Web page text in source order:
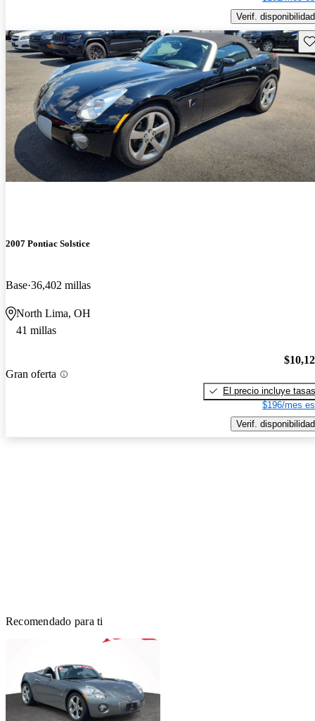
Verif. disponibilidad
2007 Pontiac Solstice
Base 36,402 millas
North Lima, OH
41 millas
Gran oferta
El precio incluye tasas
$196/mes
Verif. disponibilidad
Recomendado para ti